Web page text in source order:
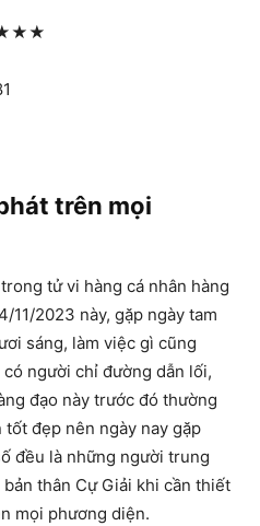
trên mọi
tử vi hàng cá nhân hàng
11/2023 này, gặp ngày tam
sáng, làm việc gì cũng
người chỉ đường dẫn lối,
đạo này trước đó thường
đẹp nên ngày nay gặp
đều là những người trung
thân Cự Giải khi cần thiết
mọi phương diện.